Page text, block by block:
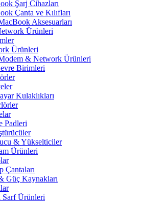
Şarj Cihazları
Çanta ve Kılıfları
Aksesuarları
Ürünleri
Ürünleri
& Network Ürünleri
Birimleri
Kulaklıkları
Padleri
& Yükselticiler
Ürünleri
Çantaları
Güç Kaynakları
Sarf Ürünleri